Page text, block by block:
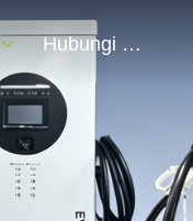
Hubungi Kami